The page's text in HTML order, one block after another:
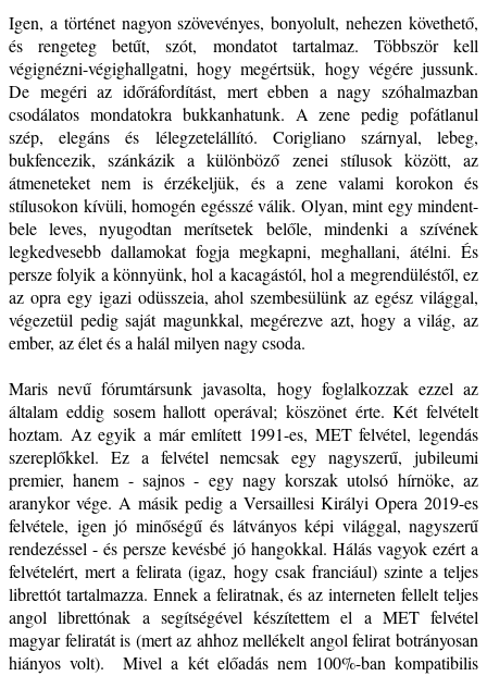
Igen, a történet nagyon szövevényes, bonyolult, nehezen követhető,
és rengeteg betűt, szót, mondatot tartalmaz. Többször kell
végignézni-végighallgatni, hogy megértsük, hogy végére jussunk.
De megéri az időráfordítást, mert ebben a nagy szóhalmazban
csodálatos mondatokra bukkanhatunk. A zene pedig pofátlanul
szép, elegáns és lélegzetelállító. Corigliano szárnyal, lebeg,
bukfencezik, szánkázik a különböző zenei stílusok között, az
átmeneteket nem is érzékeljük, és a zene valami korokon és
stílusokon kívüli, homogén egésszé válik. Olyan, mint egy mindent-
bele leves, nyugodtan merítsetek belőle, mindenki a szívének
legkedvesebb dallamokat fogja megkapni, meghallani, átélni. És
persze folyik a könnyünk, hol a kacagástól, hol a megrendüléstől, ez
az opra egy igazi odüsszeia, ahol szembesülünk az egész világgal,
végezetül pedig saját magunkkal, megérezve azt, hogy a világ, az
ember, az élet és a halál milyen nagy csoda.
Maris nevű fórumtársunk javasolta, hogy foglalkozzak ezzel az
általam eddig sosem hallott operával; köszönet érte. Két felvételt
hoztam. Az egyik a már említett 1991-es, MET felvétel, legendás
szereplőkkel. Ez a felvétel nemcsak egy nagyszerű, jubileumi
premier, hanem - sajnos - egy nagy korszak utolsó hírnöke, az
aranykor vége. A másik pedig a Versaillesi Királyi Opera 2019-es
felvétele, igen jó minőségű és látványos képi világgal, nagyszerű
rendezéssel - és persze kevésbé jó hangokkal. Hálás vagyok ezért a
felvételért, mert a felirata (igaz, hogy csak franciául) szinte a teljes
librettót tartalmazza. Ennek a feliratnak, és az interneten fellelt teljes
angol librettónak a segítségével készítettem el a MET felvétel
magyar feliratát is (mert az ahhoz mellékelt angol felirat botrányosan
hiányos volt). Mivel a két előadás nem 100%-ban kompatibilis